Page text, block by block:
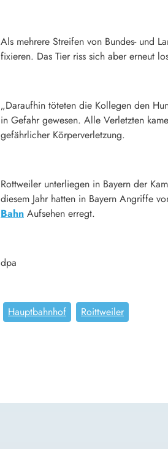
Als mehrere Streifen von Bundes- und
fixieren. Das Tier riss sich aber erneut
„Daraufhin töteten die Kollegen den
in Gefahr gewesen. Alle Verletzten
gefährlicher Körperverletzung.
Rottweiler unterliegen in Bayern der
diesem Jahr hatten in Bayern Angriffe
Bahn Aufsehen erregt.
dpa
Hauptbahnhof Roittweiler